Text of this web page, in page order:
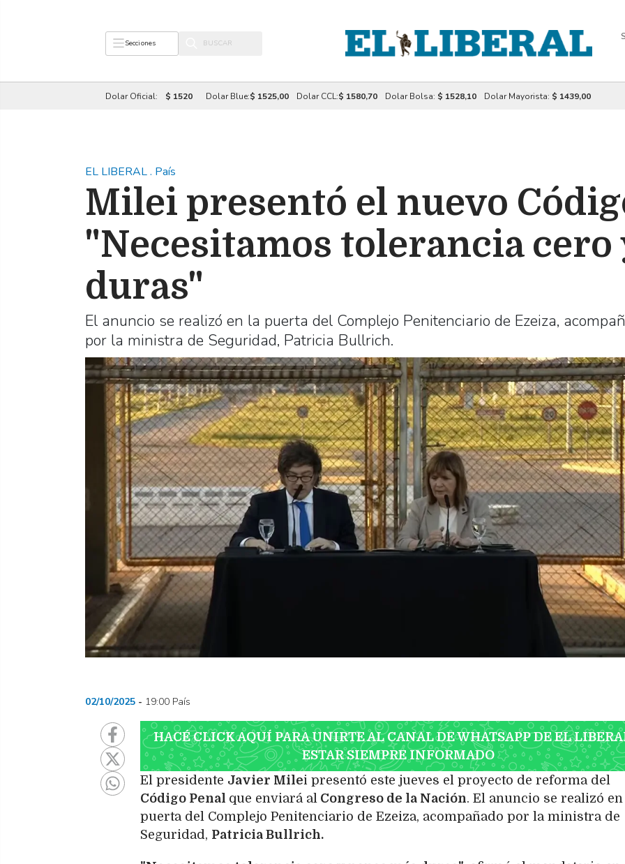
Secciones
Dolar Oficial: $ 1520 Dolar Blue:$ 1525,00 Dolar CCL:$ 1580,70 Dolar Bolsa: $ 1528,10 Dolar Mayorista: $ 1439,00
EL LIBERAL. País
Milei presentó el nuevo
"Necesitamos tolerancia cero
duras"
El anuncio se realizó en la puerta del Complejo Penitenciario de Ezeiza,
por la ministra de Seguridad, Patricia Bullrich.
02/10/2025 19:00 País
HACÉ CLICK AQUÍ PARA UNIRTE AL CANAL DE WHATSAPP DE EL
ESTAR SIEMPRE INFORMADO
El presidente Javier Milei presentó este jueves el proyecto de reforma del
Código Penal que enviará al Congreso de la Nación. El anuncio se realizó en
puerta del Complejo Penitenciario de Ezeiza, acompañado por la ministra de
Seguridad, Patricia Bullrich.